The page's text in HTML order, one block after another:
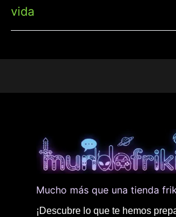
vida
Mucho más que una tienda
¡Descubre lo que te hemos